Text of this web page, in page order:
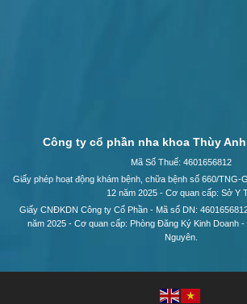
Công ty cổ phần nha khoa Thùy
Mã Số Thuế: 4601656812
Giấy phép hoạt động khám bệnh, chữa bệnh số 660/TNG-
12 năm 2025 - Cơ quan cấp: Sở Y
Giấy CNĐKDN Công ty Cổ Phần - Mã số DN:
năm 2025 - Cơ quan cấp: Phòng Đăng Ký Kinh Doanh
Nguyên.